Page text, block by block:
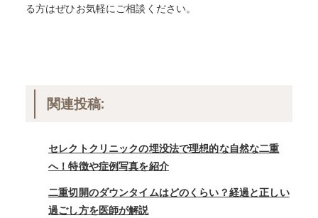
る方はぜひお気軽にご相談ください。
関連投稿:
セレクトクリニックの埋没法で理想的な自然な二重
へ！特徴や症例写真を紹介
二重切開のダウンタイムはどのくらい？経過と正しい
過ごし方を医師が解説